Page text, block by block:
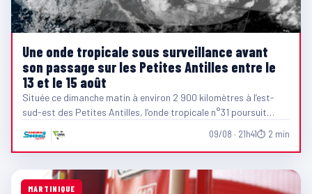
Une onde tropicale sous surveillance avant
son passage sur les Petites Antilles entre le
13 et le 15 août
Située ce dimanche matin à environ 2 900 kilomètres à l’est-
sud-est des Petites Antilles, l’onde tropicale n°31 poursuit…
09/08 · 21h41⏱ 2 min
MARTINIQUE